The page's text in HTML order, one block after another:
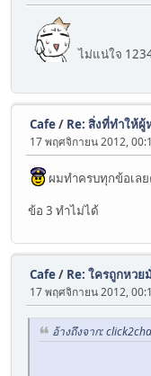
ไม่แน่ใจ
Cafe/ Re: สิ่งที่ทำให้
17 พฤศจิกายน 2012,
ผมทำครบทุกข้อเล
ข้อ 3 ทำไม่ได้
Cafe/ Re: ใครถูกหว
17 พฤศจิกายน 2012,
อ้างถึงจาก: